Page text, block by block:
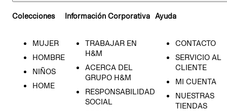
Colecciones
MUJER
HOMBRE
NIÑOS
HOME
Información Corporativa
TRABAJAR EN
H&M
ACERCA DEL
GRUPO H&M
RESPONSABILIDAD
SOCIAL
Ayuda
CONTACTO
SERVICIO AL
CLIENTE
MI CUENTA
NUESTRAS
TIENDAS